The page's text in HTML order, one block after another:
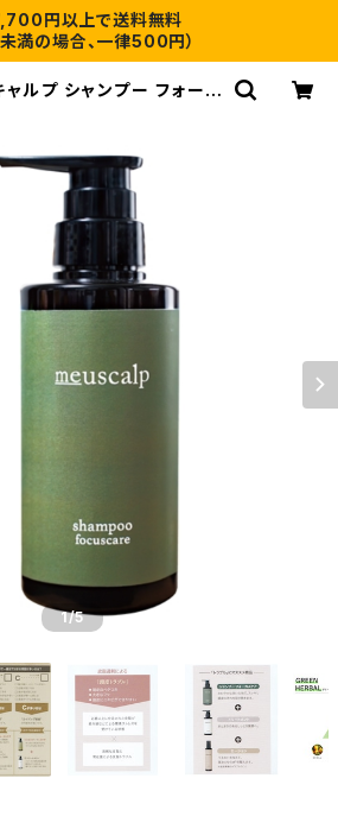
円以上で送料無料
未満の場合、一律500円）
ャルプ シャンプー フォーカ
1/5